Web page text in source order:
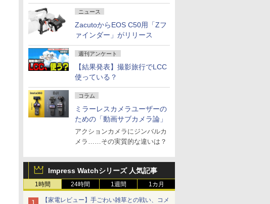
ニュース
ZacutoからEOS C50用「Zフ
ァインダー」がリリース
週刊アンケート
【結果発表】撮影旅行でLCC
使っている？
コラム
ミラーレスカメラユーザーの
ための「動画サブカメラ論」
アクションカメラにジンバルカ
メラ……その実質的な違いは？
Impress Watchシリーズ 人気記事
1時間 24時間 1週間 1カ月
【家電レビュー】手ごわい雑草との戦い、コメ